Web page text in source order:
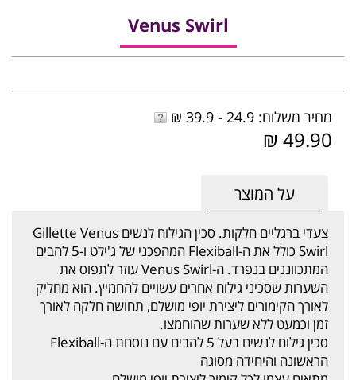
Venus Swirl
מחיר משלוח: 24.9 - 39.9 ₪
49.90 ₪
על המוצר
צעדי ברגליים חלקות. סכין הגילוח לנשים Gillette Venus
Swirl כולל את ה-Flexiball המהפכני של ג'ילט ו-5 להבים
המתכווננים בנפרד. ה-Venus Swirl עוזר לתפוס את
השערות שסכיני גילוח אחרים עשויים להחמיץ. הוא מחליק
לאורך הקימורים ליצירת יופי מושלם, תחושה חלקה לאורך
זמן וכמעט ללא שערות שהוחמצו.
סכין גילוח לנשים בעל 5 להבים עם נוסחת ה-Flexiball
הראשונה והיחידה מסוגה